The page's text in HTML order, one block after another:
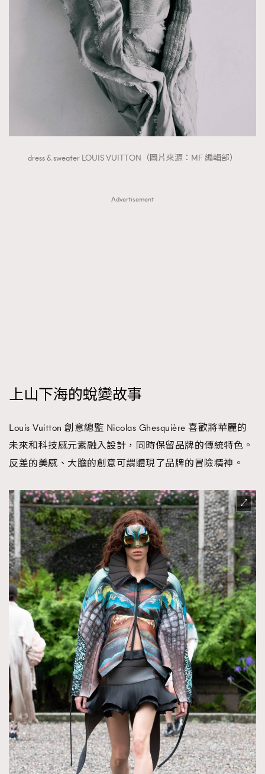
TRENDING
dress & sweater LOUIS VUITTON（圖片來源：MF 編輯部）
Advertisement
上山下海的蛻變故事
Louis Vuitton 創意總監 Nicolas Ghesquière 喜歡將華麗的
未來和科技感元素融入設計，同時保留品牌的傳統特色。
反差的美感、大膽的創意可謂體現了品牌的冒險精神。